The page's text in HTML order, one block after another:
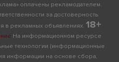
оплачены рекламодателем.
за достоверность
в рекламных объявлениях. 18+
На информационном ресурсе
технологии (информационные
информации на основе сбора,